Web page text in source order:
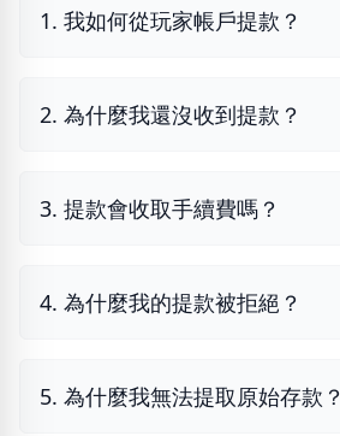
1. 我如何從玩家帳戶提款？
2. 為什麼我還沒收到提款？
3. 提款會收取手續費嗎？
4. 為什麼我的提款被拒絕？
5. 為什麼我無法提取原始存款？